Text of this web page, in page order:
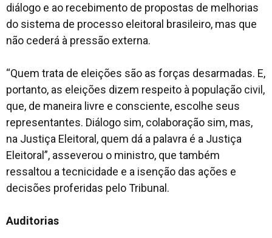
diálogo e ao recebimento de propostas de melhorias
do sistema de processo eleitoral brasileiro, mas que
não cederá à pressão externa.
“Quem trata de eleições são as forças desarmadas. E,
portanto, as eleições dizem respeito à população civil,
que, de maneira livre e consciente, escolhe seus
representantes. Diálogo sim, colaboração sim, mas,
na Justiça Eleitoral, quem dá a palavra é a Justiça
Eleitoral”, asseverou o ministro, que também
ressaltou a tecnicidade e a isenção das ações e
decisões proferidas pelo Tribunal.
Auditorias